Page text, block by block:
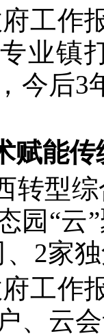
工作
业镇
今后3
赋能传
转型
园“云
2家
工作
、云